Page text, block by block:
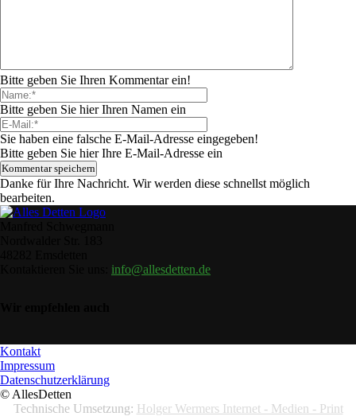
Bitte geben Sie Ihren Kommentar ein!
Bitte geben Sie hier Ihren Namen ein
Sie haben eine falsche E-Mail-Adresse eingegeben!
Bitte geben Sie hier Ihre E-Mail-Adresse ein
Danke für Ihre Nachricht. Wir werden diese schnellst möglich
bearbeiten.
info@allesdetten.de
Kontakt
Impressum
Datenschutzerklärung
© AllesDetten
Technische Umsetzung: Holger Wermers Internet - Medien - Print